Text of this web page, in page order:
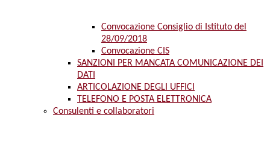
Convocazione Consiglio di Istituto del
28/09/2018
Convocazione CIS
SANZIONI PER MANCATA COMUNICAZIONE DEI
DATI
ARTICOLAZIONE DEGLI UFFICI
TELEFONO E POSTA ELETTRONICA
Consulenti e collaboratori